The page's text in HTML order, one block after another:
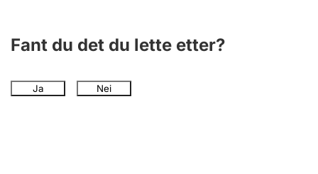
Fant du det du lette etter?
Ja Nei